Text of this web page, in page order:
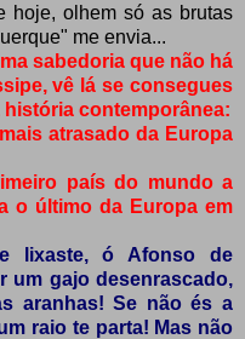
hoje, olhem só as brutas
me envia...
sabedoria que não há
vê lá se consegues
contemporânea:
atrasado da Europa
país do mundo a
o último da Europa em
lixaste, ó Afonso de
um gajo desenrascado,
aranhas! Se não és a
raio te parta! Mas não